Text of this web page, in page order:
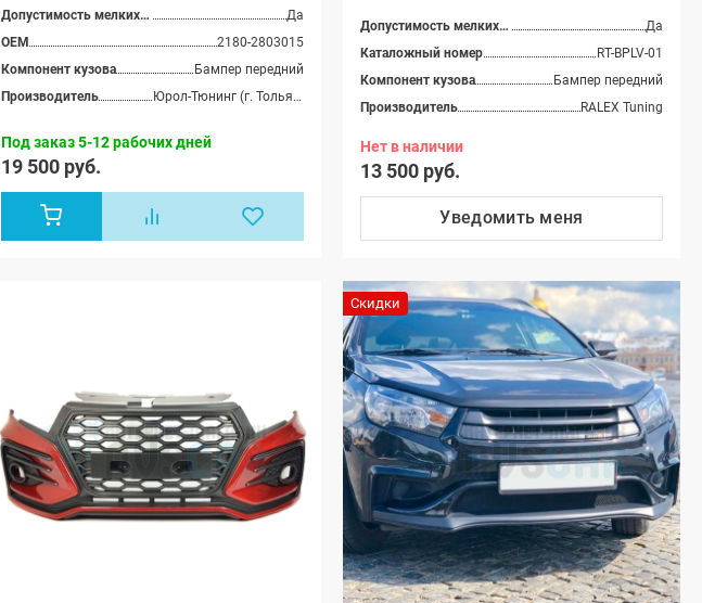
Допустимость мелких царапин
Да
OEM
2180-2803015
Компонент кузова
Бампер передний
Производитель
Юрол-Тюнинг (г. Тольятти)
Под заказ 5-12 рабочих дней
19 500 руб.
Допустимость мелких царапин
Да
Каталожный номер
RT-BPLV-01
Компонент кузова
Бампер передний
Производитель
RALEX Tuning
Нет в наличии
13 500 руб.
Уведомить меня
Скидки